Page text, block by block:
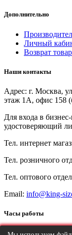
Дополнительно
Личный
Возврат
Наши контакты
Адрес: г. Москва,
этаж 1А, офис 158
Для входа в
удостоверяющий
Тел. интернет
Тел. розничного
Тел. оптового
Email: info@king-
Часы работы
Пн-Пт10:00-20:00